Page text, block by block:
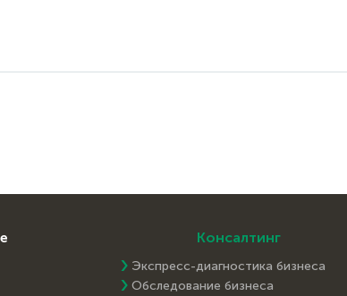
Консалтинг
Экспресс-диагностика бизнеса
Обследование бизнеса